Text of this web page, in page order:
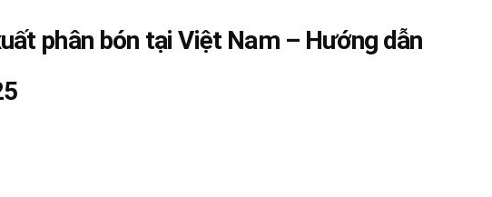
phân bón tại Việt Nam – Hướng dẫn